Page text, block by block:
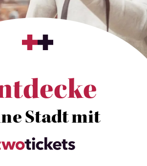
Stadt mit